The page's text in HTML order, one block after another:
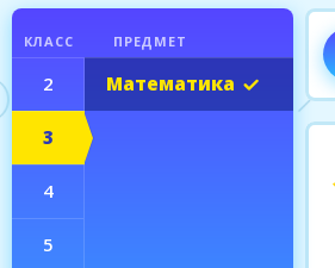
КЛАСС ПРЕДМЕТ
2
3
Математика
4
5